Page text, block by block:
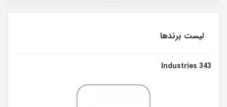
لیست برندها
343 Industries